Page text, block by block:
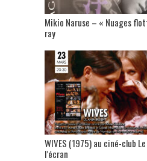
Mikio Naruse – « Nuages
ray
WIVES (1975) au ciné-club
l’écran